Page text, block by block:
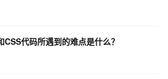
代码所遇到的难点是什么？